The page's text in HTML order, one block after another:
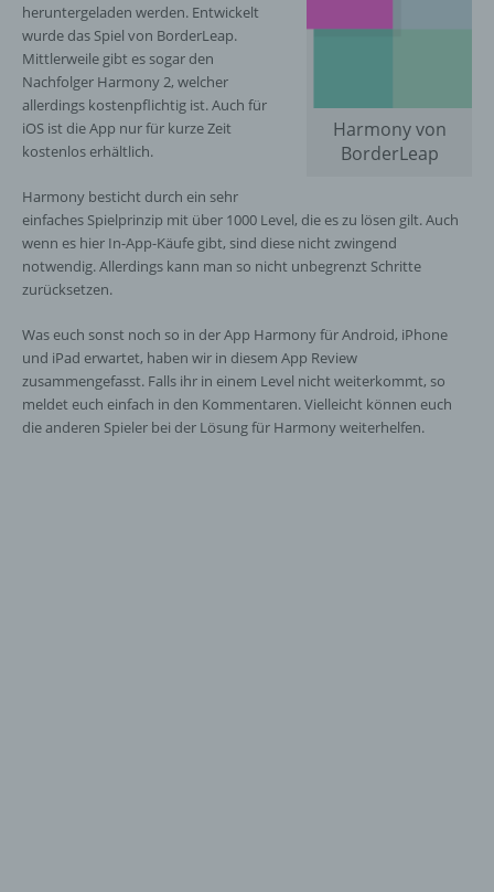
Harmony von
BorderLeap
heruntergeladen werden. Entwickelt
wurde das Spiel von BorderLeap.
Mittlerweile gibt es sogar den
Nachfolger Harmony 2, welcher
allerdings kostenpflichtig ist. Auch für
iOS ist die App nur für kurze Zeit
kostenlos erhältlich.
Harmony besticht durch ein sehr
einfaches Spielprinzip mit über 1000 Level, die es zu lösen gilt. Auch
wenn es hier In-App-Käufe gibt, sind diese nicht zwingend
notwendig. Allerdings kann man so nicht unbegrenzt Schritte
zurücksetzen.
Was euch sonst noch so in der App Harmony für Android, iPhone
und iPad erwartet, haben wir in diesem App Review
zusammengefasst. Falls ihr in einem Level nicht weiterkommt, so
meldet euch einfach in den Kommentaren. Vielleicht können euch
die anderen Spieler bei der Lösung für Harmony weiterhelfen.